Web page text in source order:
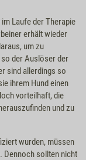
Laufe der Therapie
erhält wieder
um zu
der Auslöser der
sind allerdings so
ihrem Hund einen
vorteilhaft, die
und zu
wurden, müssen
Dennoch sollten nicht